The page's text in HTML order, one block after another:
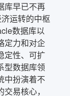
库早已不再
运转的中枢
数据库以
定力和对企
定性、可扩
型数据库领
中扮演着不
易核心，